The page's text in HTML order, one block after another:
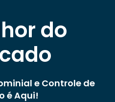
do
e Controle de
é Aqui!